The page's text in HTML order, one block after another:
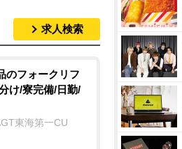
求人検索
のフォークリフ
け/寮完備/日勤/
東海第一CU